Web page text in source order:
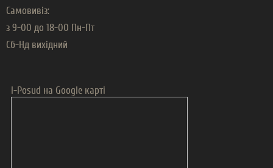
Самовивіз:
з 9-00 до 18-00 Пн-Пт
Сб-Нд вихідний
I-Posud на Google карті